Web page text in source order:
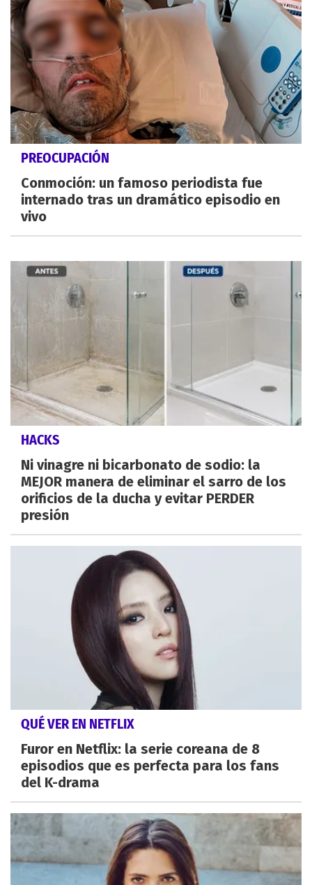
PREOCUPACIÓN
Conmoción: un famoso periodista fue
internado tras un dramático episodio en
vivo
HACKS
Ni vinagre ni bicarbonato de sodio: la
MEJOR manera de eliminar el sarro de los
orificios de la ducha y evitar PERDER
presión
QUÉ VER EN NETFLIX
Furor en Netflix: la serie coreana de 8
episodios que es perfecta para los fans
del K-drama